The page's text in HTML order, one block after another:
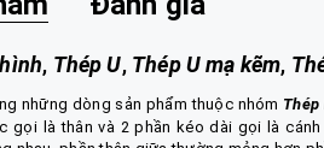
, Thép U, Thép U mạ kẽm,
những dòng sản phẩm thuộc nhóm Thép
gọi là thân và 2 phần kéo dài gọi là